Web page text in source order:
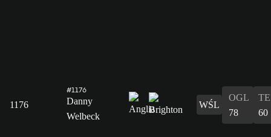
1176
#1176
Danny
Welbeck
WŚL
OGL
78
60